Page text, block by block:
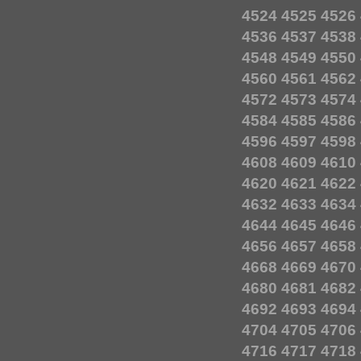
4524 4525 4526
4536 4537 4538
4548 4549 4550
4560 4561 4562
4572 4573 4574
4584 4585 4586
4596 4597 4598
4608 4609 4610
4620 4621 4622
4632 4633 4634
4644 4645 4646
4656 4657 4658
4668 4669 4670
4680 4681 4682
4692 4693 4694
4704 4705 4706
4716 4717 4718